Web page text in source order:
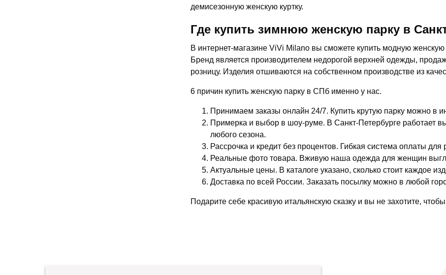
демисезонную женскую куртку.
Где купить зимнюю женскую парку в
В интернет-магазине ViVi Milano вы сможете купить модную
Бренд является производителем недорогой верхней одежды,
розницу. Изделия отшиваются на собственном производстве из
6 причин купить женскую парку в СПб именно у нас.
Принимаем заказы онлайн 24/7. Купить крутую парку можно в
Примерка и выбор в шоу-руме. В Санкт-Петербурге работает
любого сезона.
Рассрочка и кредит без процентов. Гибкая система оплаты
Реальные фото товара. Вживую наша одежда для женщин
Актуальные цены. В каталоге указано, сколько стоит каждое
Доставка по всей России. Заказать посылку можно в любой
Подарите себе красивую итальянскую сказку и вы не захотите,